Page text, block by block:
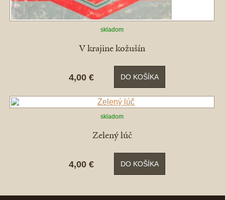
skladom
V krajine kožušín
4,00 € DO KOŠÍKA
skladom
Zelený lúč
4,00 € DO KOŠÍKA